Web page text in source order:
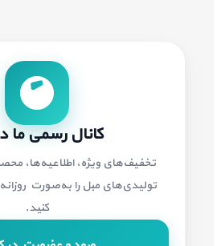
کانال رسمی ما
تخفیف‌های ویژه، اطلاعیه‌ها،
تولیدی‌های مبل را به‌صورت روزانه
کنید.